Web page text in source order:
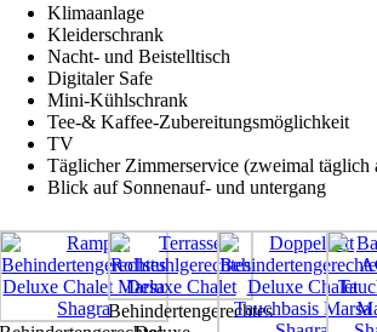
Klimaanlage
Kleiderschrank
Nacht- und Beistelltisch
Digitaler Safe
Mini-Kühlschrank
Tee-& Kaffee-Zubereitungsmöglichkeit
TV
Täglicher Zimmerservice (zweimal täglich
Blick auf Sonnenauf- und untergang
Behindertengerechtes